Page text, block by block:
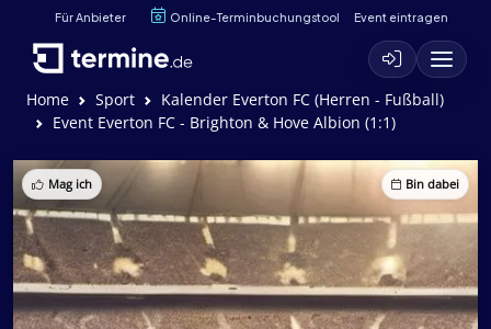
Für Anbieter Online-Terminbuchungstool Event eintragen
Home Sport
Kalender Everton FC (Herren - Fußball)
Event Everton FC - Brighton & Hove Albion (1:1)
Mag ich Bin dabei